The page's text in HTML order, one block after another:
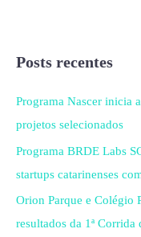
Posts recentes
Programa Nascer inicia
projetos selecionados
Programa BRDE Labs
startups catarinenses
Orion Parque e Colégio
resultados da 1ª Corrida